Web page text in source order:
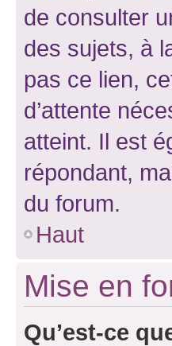
de consulter
des sujets, à
pas ce lien,
d’attente
atteint. Il est
répondant,
du forum.
Haut
Mise en
Qu’est-ce